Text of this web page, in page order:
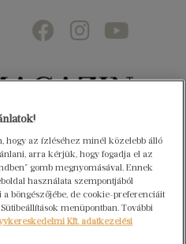
olvasókig
hogy az ízléséhez minél közelebb álló
arra kérjük, hogy fogadja el az
gomb megnyomásával. Ennek
használata szempontjából
böngészőjébe, de cookie-preferenciáit
menüpontban. További
Kft. adatkezelési